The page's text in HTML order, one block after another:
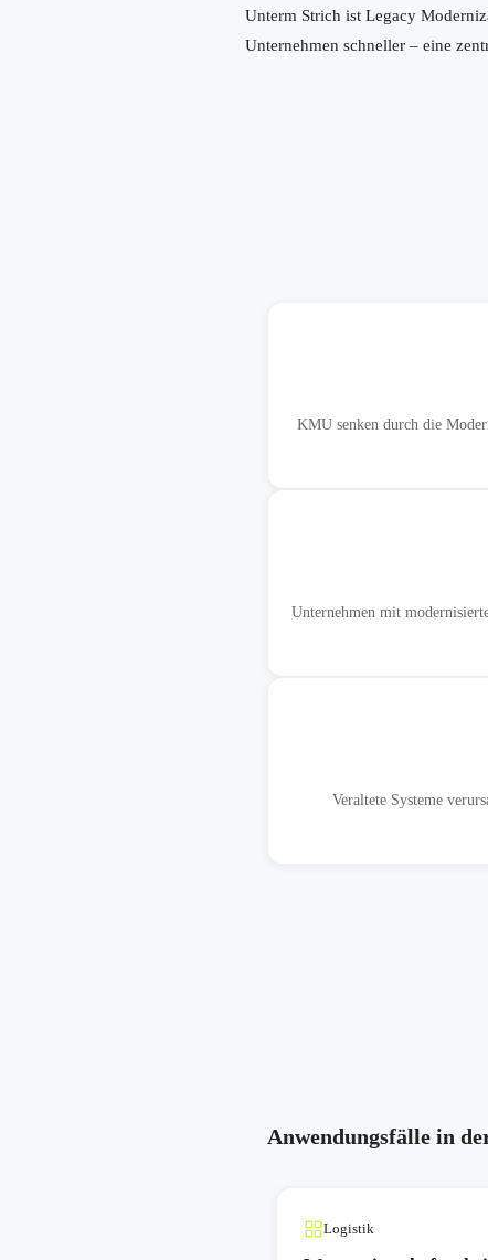
Unterm Strich ist Legacy
Unternehmen schneller – eine
KMU senken durch die
Unternehmen mit
Veraltete Systeme
Anwendungsfälle in
Logistik